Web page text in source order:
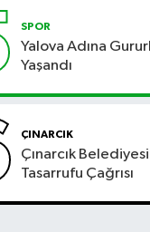
SPOR
Yalova Adına
Yaşandı
ÇINARCIK
Çınarcık
Tasarrufu Çağrısı